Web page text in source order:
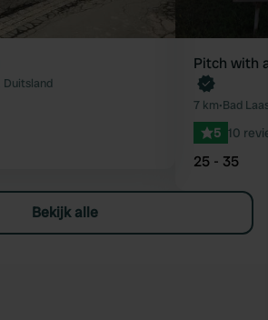
Duitsland
Pitch with
7 km•Bad
5 10
25 - 35
Bekijk alle